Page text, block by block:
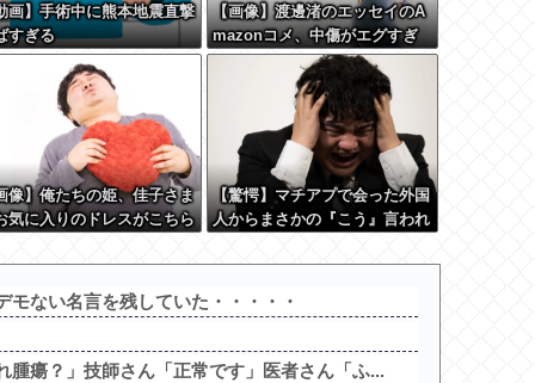
画】手術中に熊本地震直撃
すぎる
【画像】渡邊渚のエッセイのA
mazonコメ、中傷がエグすぎ
る
像】俺たちの姫、佳子さま
気に入りのドレスがこちら
w w w
【驚愕】マチアプで会った外国
人からまさかの『こう』言われ
か？？？？？？？
モない名言を残していた・・・・・
腫瘍？」技師さん「正常です」医者さん「ふ...